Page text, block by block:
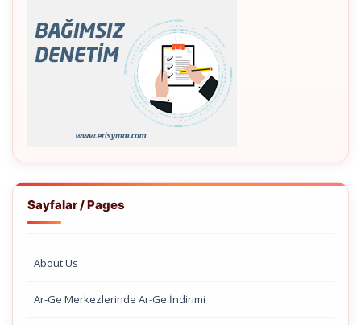
Sayfalar / Pages
About Us
Ar-Ge Merkezlerinde Ar-Ge İndirimi